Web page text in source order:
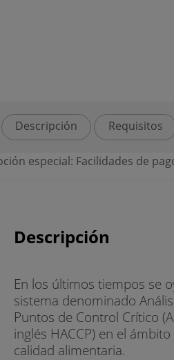
Descripción Requisitos
especial: Facilidades de pago
Descripción
En los últimos tiempos se
sistema denominado
Puntos de Control Crítico
inglés HACCP) en el
calidad alimentaria.